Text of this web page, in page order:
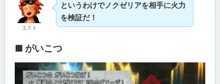
エスト
というわけでノクゼリアを相手に火力
を検証だ！
■ がいこつ